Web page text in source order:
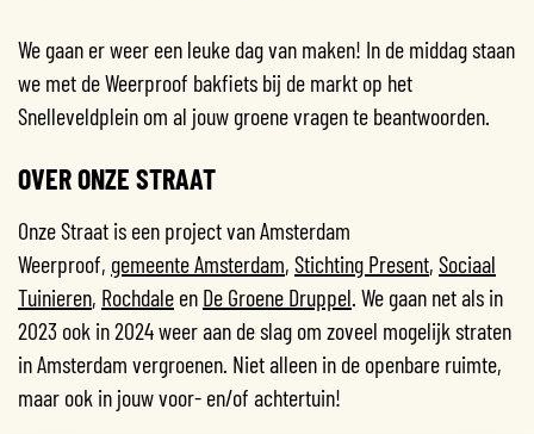
We gaan er weer een leuke dag van maken! In de middag staan
we met de Weerproof bakfiets bij de markt op het
Snelleveldplein om al jouw groene vragen te beantwoorden.
OVER ONZE STRAAT
Onze Straat is een project van Amsterdam
Weerproof, gemeente Amsterdam, Stichting Present, Sociaal
Tuinieren, Rochdale en De Groene Druppel . We gaan net als in
2023 ook in 2024 weer aan de slag om zoveel mogelijk straten
in Amsterdam vergroenen. Niet alleen in de openbare ruimte,
maar ook in jouw voor- en/of achtertuin!